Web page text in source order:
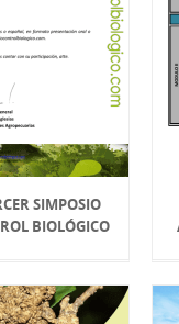
SIMPOSIO
BIOLÓGICO